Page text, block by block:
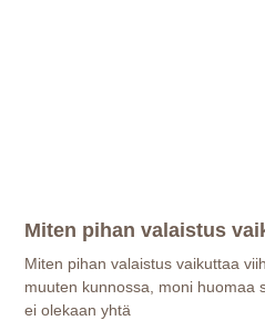
Miten pihan valaistus
Miten pihan valaistus vaikuttaa
muuten kunnossa, moni huomaa
ei olekaan yhtä